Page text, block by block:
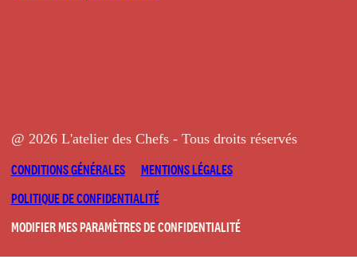
@ 2026 L'atelier des Chefs - Tous droits réservés
CONDITIONS GÉNÉRALES
MENTIONS LÉGALES
POLITIQUE DE CONFIDENTIALITÉ
MODIFIER MES PARAMÈTRES DE CONFIDENTIALITÉ